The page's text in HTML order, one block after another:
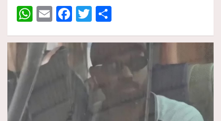
p
p
o
k
W
at
s
A
p
E
ail
F
ce
o
k
T
tt
er
ar